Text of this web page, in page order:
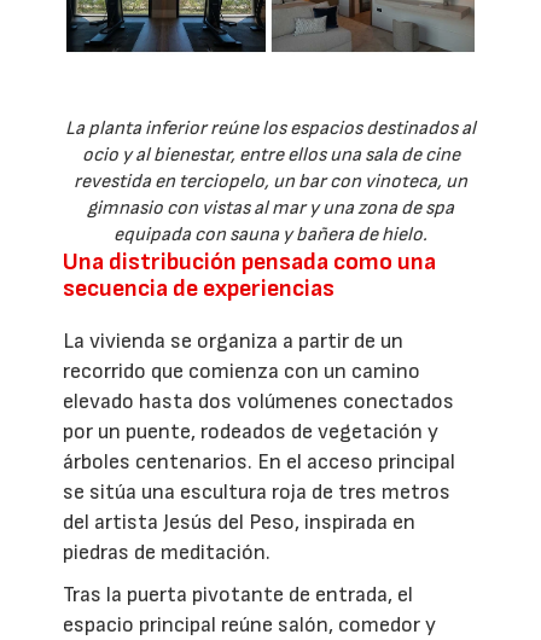
La planta inferior reúne los espacios destinados al
ocio y al bienestar, entre ellos una sala de cine
revestida en terciopelo, un bar con vinoteca, un
gimnasio con vistas al mar y una zona de spa
equipada con sauna y bañera de hielo.
Una distribución pensada como una
secuencia de experiencias
La vivienda se organiza a partir de un
recorrido que comienza con un camino
elevado hasta dos volúmenes conectados
por un puente, rodeados de vegetación y
árboles centenarios. En el acceso principal
se sitúa una escultura roja de tres metros
del artista Jesús del Peso, inspirada en
piedras de meditación.
Tras la puerta pivotante de entrada, el
espacio principal reúne salón, comedor y